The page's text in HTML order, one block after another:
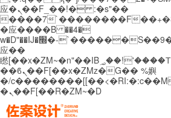
应�ܢ��F_��!� :�s"��
����7`��������F
�应����B ��4�
w�D"��IJ�׭�-`������S��9�Dr�ji��EJ߅��gJ�
应��
矁[��x�ZM~�n"��IB؃��!'����Тѕ��+��(m��IK�ʭ�/|
��ϐܢ��F[��x�ZMz�G�� %嬩
�/
�ܢ��F[��R�ZM~�D